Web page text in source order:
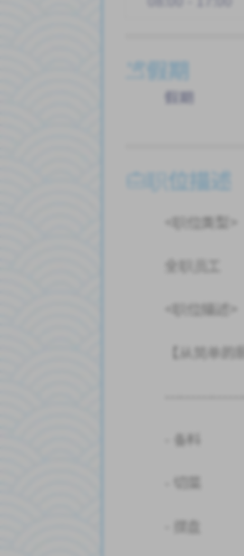
假期
假期
职位描述
<职位类型>
全职员工
<职位描述>
【从简单
- 备料
- 切菜
- 摆盘